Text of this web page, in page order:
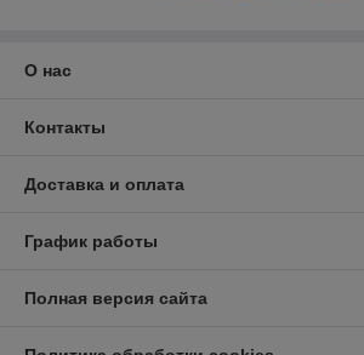
О нас
Контакты
Доставка и оплата
График работы
Полная версия сайта